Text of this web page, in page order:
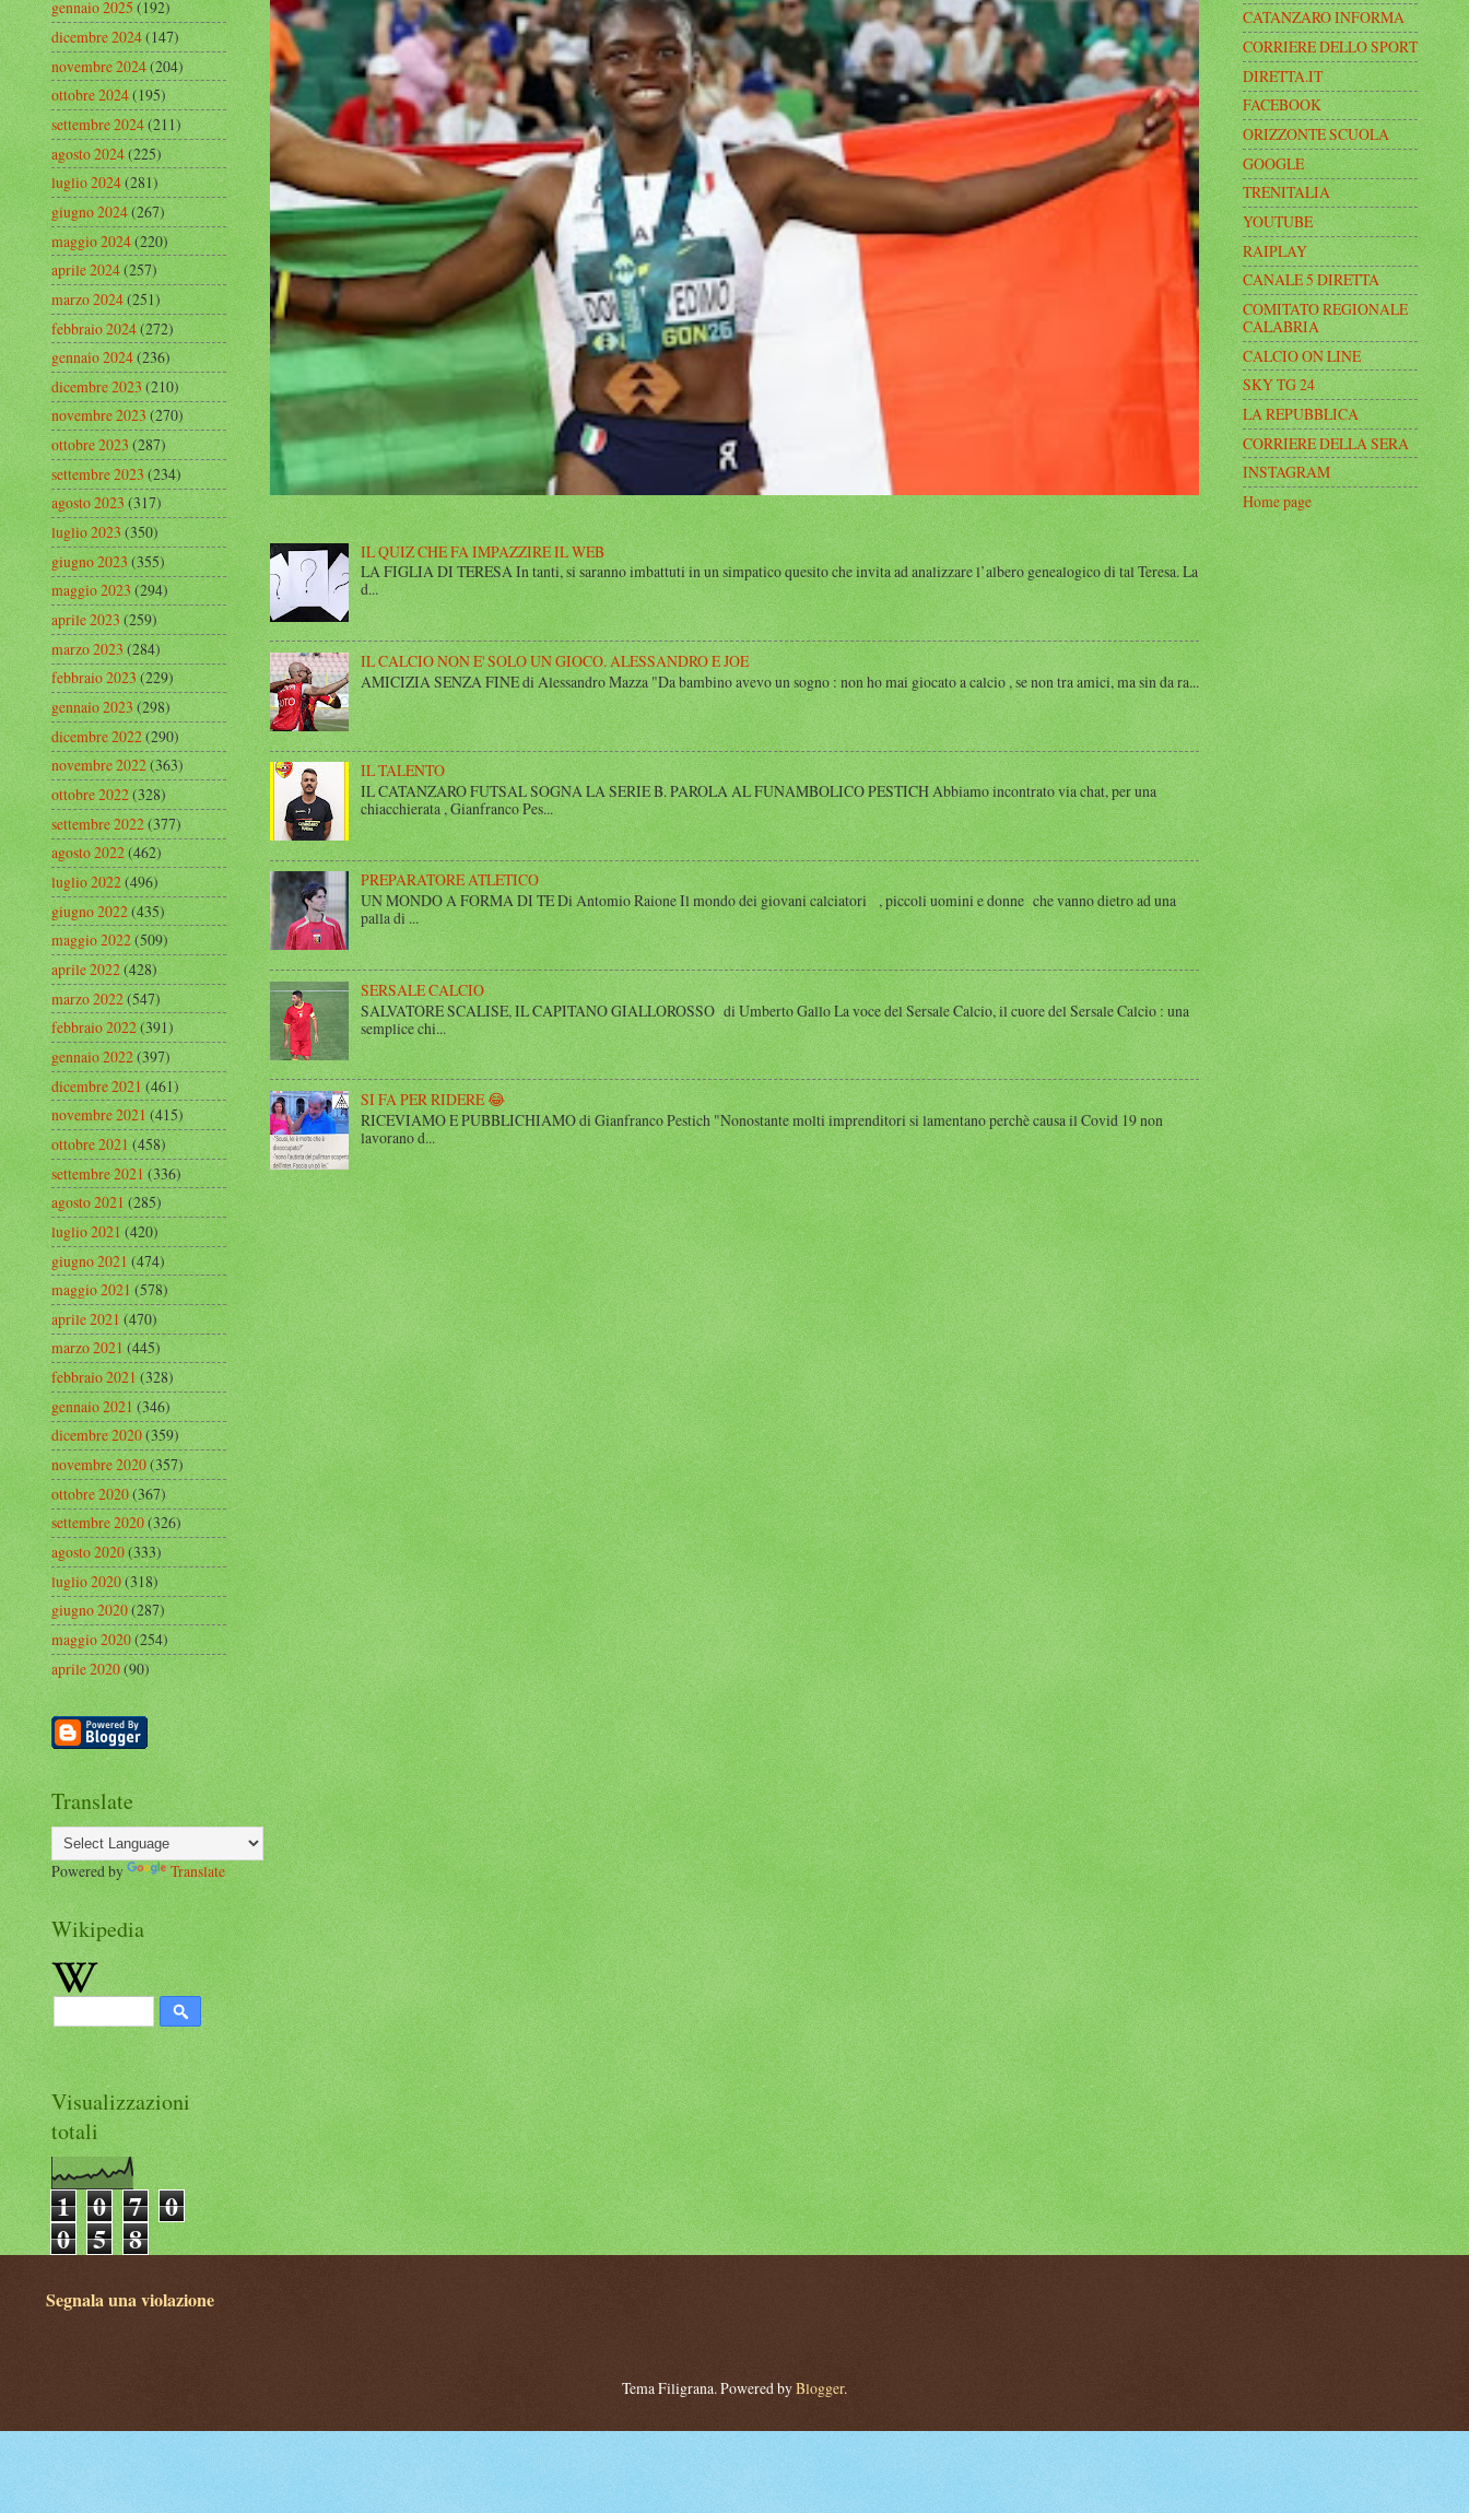
IL QUIZ CHE FA IMPAZZIRE IL WEB
LA FIGLIA DI TERESA In tanti, si saranno imbattuti in un simpatico quesito che invita ad analizzare l’albero genealogico di tal Teresa. La
d...
IL CALCIO NON E' SOLO UN GIOCO. ALESSANDRO E JOE
AMICIZIA SENZA FINE di Alessandro Mazza "Da bambino avevo un sogno : non ho mai giocato a calcio , se non tra amici, ma sin da ra...
IL TALENTO
IL CATANZARO FUTSAL SOGNA LA SERIE B. PAROLA AL FUNAMBOLICO PESTICH Abbiamo incontrato via chat, per una
chiacchierata , Gianfranco Pes...
PREPARATORE ATLETICO
UN MONDO A FORMA DI TE Di Antomio Raione Il mondo dei giovani calciatori , piccoli uomini e donne che vanno dietro ad una
palla di ...
SERSALE CALCIO
SALVATORE SCALISE, IL CAPITANO GIALLOROSSO di Umberto Gallo La voce del Sersale Calcio, il cuore del Sersale Calcio : una
semplice chi...
SI FA PER RIDERE 😂
RICEVIAMO E PUBBLICHIAMO di Gianfranco Pestich "Nonostante molti imprenditori si lamentano perchè causa il Covid 19 non
lavorano d...
gennaio 2025(192)
dicembre 2024(147)
novembre 2024(204)
ottobre 2024(195)
settembre 2024(211)
agosto 2024(225)
luglio 2024(281)
giugno 2024(267)
maggio 2024(220)
aprile 2024(257)
marzo 2024(251)
febbraio 2024(272)
gennaio 2024(236)
dicembre 2023(210)
novembre 2023(270)
ottobre 2023(287)
settembre 2023(234)
agosto 2023(317)
luglio 2023(350)
giugno 2023(355)
maggio 2023(294)
aprile 2023(259)
marzo 2023(284)
febbraio 2023(229)
gennaio 2023(298)
dicembre 2022(290)
novembre 2022(363)
ottobre 2022(328)
settembre 2022(377)
agosto 2022(462)
luglio 2022(496)
giugno 2022(435)
maggio 2022(509)
aprile 2022(428)
marzo 2022(547)
febbraio 2022(391)
gennaio 2022(397)
dicembre 2021(461)
novembre 2021(415)
ottobre 2021(458)
settembre 2021(336)
agosto 2021(285)
luglio 2021(420)
giugno 2021(474)
maggio 2021(578)
aprile 2021(470)
marzo 2021(445)
febbraio 2021(328)
gennaio 2021(346)
dicembre 2020(359)
novembre 2020(357)
ottobre 2020(367)
settembre 2020(326)
agosto 2020(333)
luglio 2020(318)
giugno 2020(287)
maggio 2020(254)
aprile 2020(90)
Translate
Powered by Translate
Wikipedia
Visualizzazioni
totali
1 0 7 0
0 5 8
CATANZARO INFORMA
CORRIERE DELLO SPORT
DIRETTA.IT
FACEBOOK
ORIZZONTE SCUOLA
GOOGLE
TRENITALIA
YOUTUBE
RAIPLAY
CANALE 5 DIRETTA
COMITATO REGIONALE
CALABRIA
CALCIO ON LINE
SKY TG 24
LA REPUBBLICA
CORRIERE DELLA SERA
INSTAGRAM
Home page
Segnala una violazione
Tema Filigrana. Powered byBlogger.